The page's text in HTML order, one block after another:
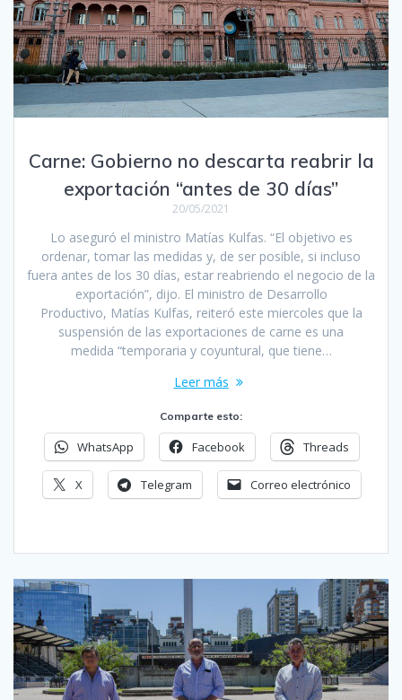
Carne: Gobierno no descarta reabrir la
exportación “antes de 30 días”
20/05/2021
Lo aseguró el ministro Matías Kulfas. “El objetivo es
ordenar, tomar las medidas y, de ser posible, si incluso
fuera antes de los 30 días, estar reabriendo el negocio de la
exportación”, dijo. El ministro de Desarrollo
Productivo, Matías Kulfas, reiteró este miercoles que la
suspensión de las exportaciones de carne es una
medida “temporaria y coyuntural, que tiene…
Leer más
Comparte esto:
WhatsApp Facebook Threads
X Telegram Correo electrónico